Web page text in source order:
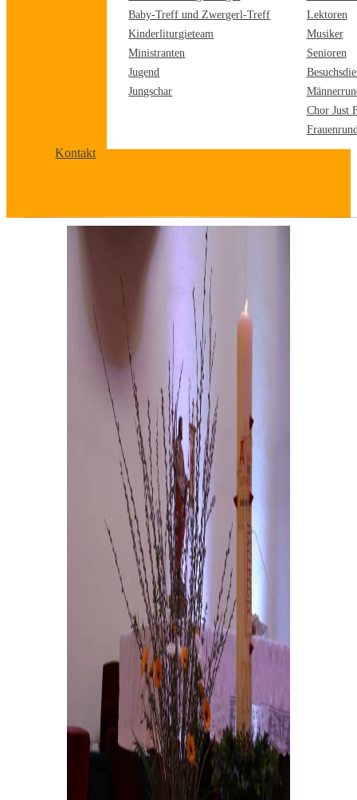
Baby-Treff und Zwergerl-Treff
Kinderliturgieteam
Ministranten
Jugend
Jungschar
Lektoren
Musiker
Senioren
Chor Just
Kontakt